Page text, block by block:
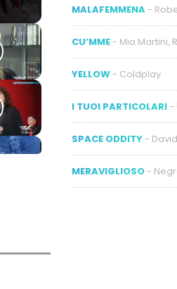
MALAFEMMENA -
CU’MME - Mia Martini,
YELLOW - Coldplay
I TUOI PARTICOLARI -
SPACE ODDITY -
MERAVIGLIOSO -